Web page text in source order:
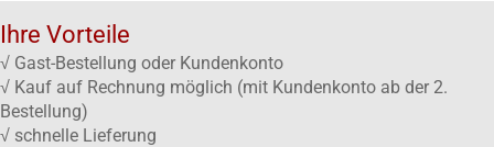
Ihre Vorteile
√ Gast-Bestellung oder Kundenkonto
√ Kauf auf Rechnung möglich (mit Kundenkonto ab der 2.
Bestellung)
√ schnelle Lieferung